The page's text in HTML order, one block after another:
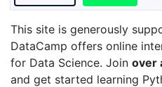
This site is generously
DataCamp offers online
for Data Science. Join over
and get started learning